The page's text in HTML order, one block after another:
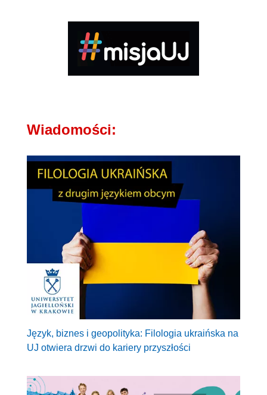
Wiadomości:
Język, biznes i geopolityka: Filologia ukraińska na
UJ otwiera drzwi do kariery przyszłości